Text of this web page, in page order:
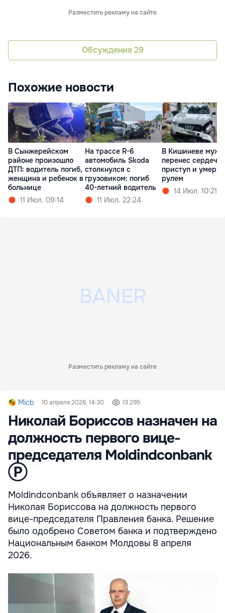
Разместить рекламу на сайте
Обсуждения 29
Похожие новости
В Сынжерейском
районе произошло
ДТП: водитель погиб,
женщина и ребенок в
больнице
11 Июл. 09:14
На трассе R-6
автомобиль Skoda
столкнулся с
грузовиком: погиб
40-летний водитель
11 Июл. 22:24
В Кишиневе
перенес
приступ и умер
рулем
14 Июл. 10:21
Разместить рекламу на сайте
Micb 10 апреля 2026, 14:30 13 295
Николай Бориссов назначен на
должность первого вице-
председателя Moldindconbank
Ⓟ
Moldindconbank объявляет о назначении
Николая Бориссова на должность первого
вице-председателя Правления банка. Решение
было одобрено Советом банка и подтверждено
Национальным банком Молдовы 8 апреля
2026.